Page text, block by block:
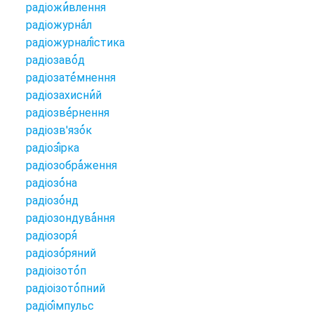
радіоживлення
радіожурнал
радіожурналістика
радіозавод
радіозатемнення
радіозахисний
радіозвернення
радіозв'язок
радіозірка
радіозображення
радіозона
радіозонд
радіозондування
радіозоря
радіозоряний
радіоізотоп
радіоізотопний
радіоімпульс